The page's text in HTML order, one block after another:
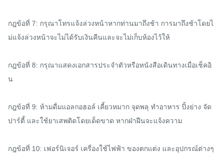
กฎข้อที่ 7: กรุณาโทรแจ้งล่วงหน้าหากท่านมาถึงช้า การมาถึงช้าโดยไ
ม่แจ้งล่วงหน้าจะไม่ได้รับเงินคืนและจะไม่เก็บห้องไว้ให้
กฎข้อที่ 8: กรุณาแสดงเอกสารประจำตัวหรือหนังสือเดินทางเมื่อเช็คอิ
น
กฎข้อที่ 9: ห้ามดื่มแอลกอฮอล์ เคี้ยวหมาก จุดพลุ ทำอาหาร ปิ้งย่าง จัด
ปาร์ตี้ และใช้ยาเสพติดโดยเด็ดขาด หากฝ่าฝืนจะแจ้งความ
กฎข้อที่ 10: เฟอร์นิเจอร์ เครื่องใช้ไฟฟ้า ของตกแต่ง และอุปกรณ์ต่างๆ